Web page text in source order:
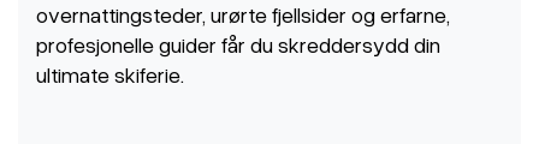
overnattingsteder, urørte fjellsider og erfarne,
profesjonelle guider får du skreddersydd din
ultimate skiferie.